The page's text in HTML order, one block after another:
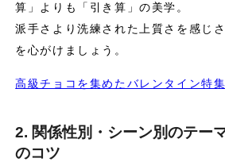
算」よりも「引き算」の美学。
派手さより洗練された上質さを感じ
を心がけましょう。
高級チョコを集めたバレンタイン特集
2. 関係性別・シーン別のテー
のコツ